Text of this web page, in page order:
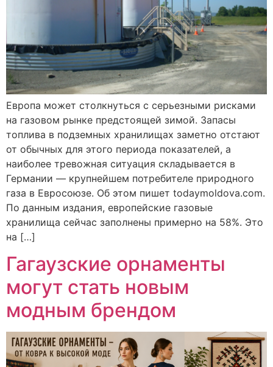
Европа может столкнуться с серьезными рисками
на газовом рынке предстоящей зимой. Запасы
топлива в подземных хранилищах заметно отстают
от обычных для этого периода показателей, а
наиболее тревожная ситуация складывается в
Германии — крупнейшем потребителе природного
газа в Евросоюзе. Об этом пишет todaymoldova.com.
По данным издания, европейские газовые
хранилища сейчас заполнены примерно на 58%. Это
на […]
Гагаузские орнаменты
могут стать новым
модным брендом